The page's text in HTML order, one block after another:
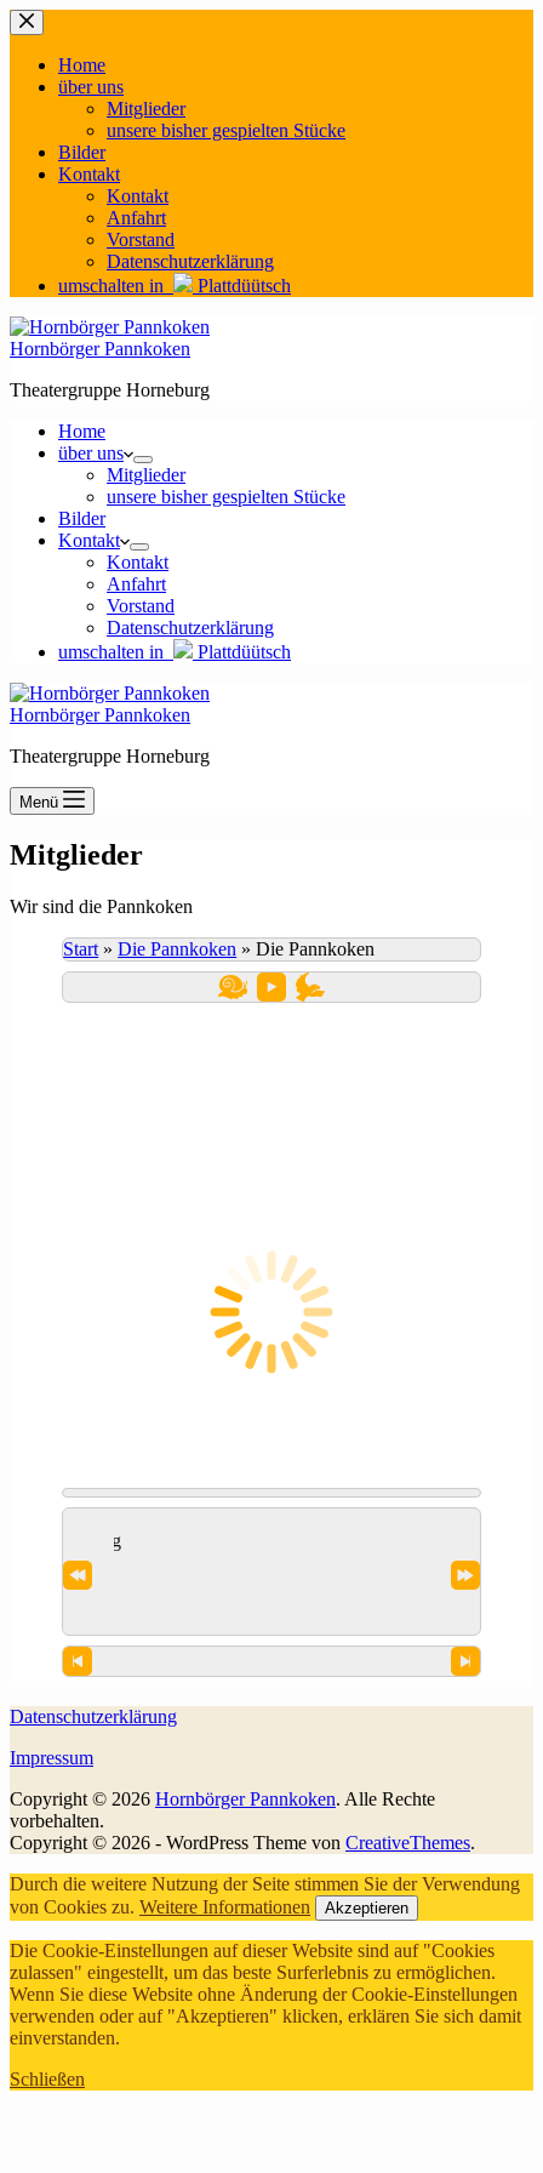
Zum
Inhalt
springenHome
über uns
Mitglieder
unsere bisher gespielten Stücke
Bilder
Kontakt
Kontakt
Anfahrt
Vorstand
Datenschutzerklärung
umschalten in
Plattdüütsch
Hornbörger Pannkoken
Theatergruppe Horneburg
Home
über uns
Mitglieder
unsere bisher gespielten Stücke
Bilder
Kontakt
Kontakt
Anfahrt
Vorstand
Datenschutzerklärung
umschalten in
Plattdüütsch
Hornbörger Pannkoken
Theatergruppe Horneburg
Menü
Mitglieder
Wir sind die Pannkoken
Start »Die Pannkoken »Die Pannkoken
Datenschutzerklärung
Impressum
Copyright © 2026 Hornbörger Pannkoken. Alle Rechte
vorbehalten.
Copyright © 2026 - WordPress Theme von CreativeThemes.
Durch die weitere Nutzung der Seite stimmen Sie der Verwendung
von Cookies zu. Weitere Informationen Akzeptieren
Die Cookie-Einstellungen auf dieser Website sind auf "Cookies
zulassen" eingestellt, um das beste Surferlebnis zu ermöglichen.
Wenn Sie diese Website ohne Änderung der Cookie-Einstellungen
verwenden oder auf "Akzeptieren" klicken, erklären Sie sich damit
einverstanden.
Schließen